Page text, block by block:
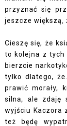
przyznać się
jeszcze większą,
Cieszę się, że
to kolejna z tych
bierzcie
tylko dlatego,
prawić morały,
silna, ale zdaję
wyjściu Kaczora
też będę